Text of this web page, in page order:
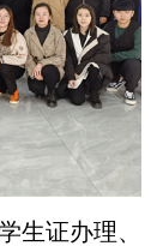
生证办理、